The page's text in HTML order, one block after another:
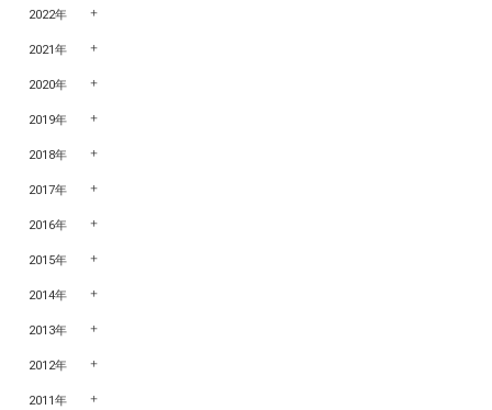
2022年
2021年
2020年
2019年
2018年
2017年
2016年
2015年
2014年
2013年
2012年
2011年